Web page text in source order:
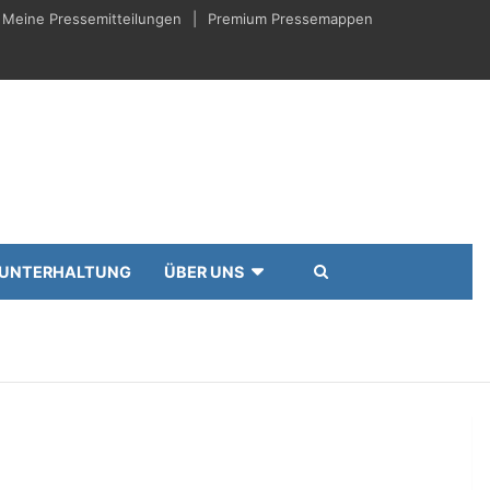
Meine Pressemitteilungen Premium Pressemappen
UNTERHALTUNG ÜBER UNS